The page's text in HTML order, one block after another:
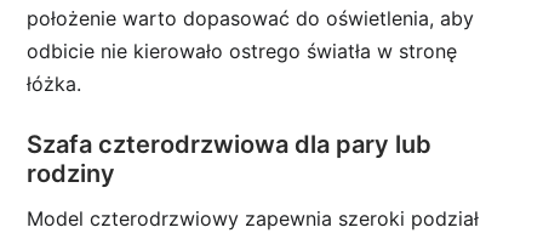
położenie warto dopasować do oświetlenia, aby
odbicie nie kierowało ostrego światła w stronę
łóżka.
Szafa czterodrzwiowa dla pary lub
rodziny
Model czterodrzwiowy zapewnia szeroki podział